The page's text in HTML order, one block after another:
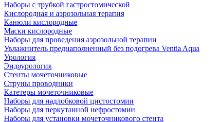
Наборы с трубкой гастростомической
Кислородная и аэрозольная терапия
Канюли кислородные
Маски кислородные
Наборы для проведения аэрозольной терапии
Увлажнитель преднаполненный без подогрева Ventia Aqua
Урология
Эндоурология
Стенты мочеточниковые
Струны проводники
Катетеры мочеточниковые
Наборы для надлобковой цистостомии
Наборы для перкутанной нефростомии
Наборы для установки мочеточникового стента